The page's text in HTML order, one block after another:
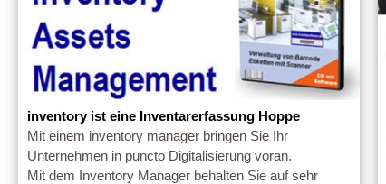
inventory ist eine Inventarerfassung Hoppe
Mit einem inventory manager bringen Sie Ihr
Unternehmen in puncto Digitalisierung voran.
Mit dem Inventory Manager behalten Sie auf sehr